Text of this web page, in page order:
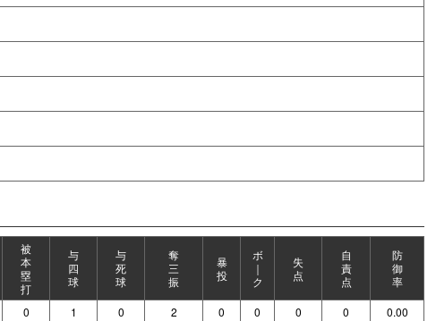
被
本
塁
打
与
四
球
与
死
球
奪
三
振
暴
投
ボ
｜
ク
失
点
自
責
点
防
御
率
0 1 0 2 0 0 0 0
0.00